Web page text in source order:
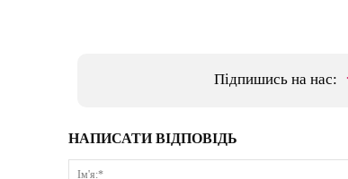
Підпишись на нас:
НАПИСАТИ ВІДПОВІДЬ